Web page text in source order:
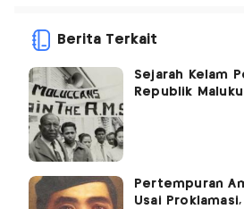
Berita Terkait
Sejarah Kelam
Republik
Pertempuran
Usai